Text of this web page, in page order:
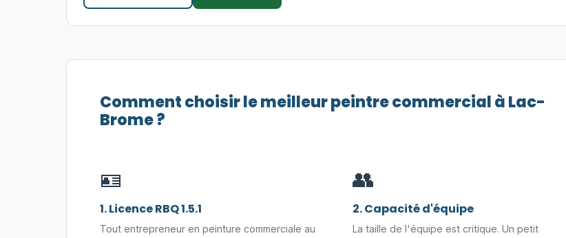
Comment choisir le meilleur peintre commercial à Lac-
Brome ?
🪪
1. Licence RBQ 1.5.1
Tout entrepreneur en peinture commerciale au
👥
2. Capacité d'équipe
La taille de l'équipe est critique. Un petit